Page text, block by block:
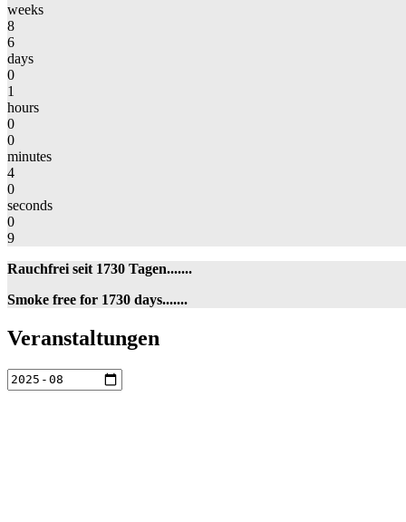
weeks
8
6
days
0
1
hours
0
0
minutes
4
0
seconds
0
9
Rauchfrei seit 1730 Tagen.......
Smoke free for 1730 days.......
Veranstaltungen
Veranstaltungen